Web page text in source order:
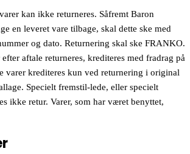
kan ikke returneres. Såfremt Baron
en leveret vare tilbage, skal dette ske med
og dato. Returnering skal ske FRANKO.
aftale returneres, krediteres med fradrag på
varer krediteres kun ved returnering i original
Specielt fremstil-lede, eller specielt
ikke retur. Varer, som har været benyttet,